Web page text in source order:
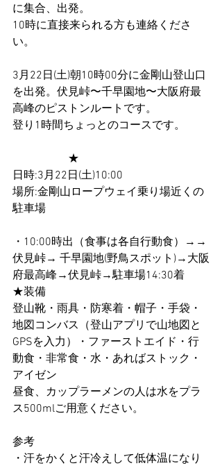
に集合、出発。
10時に直接来られる方も連絡くださ
い。
3月22日(土)朝10時00分に金剛山登山口
を出発。伏見峠〜千早園地〜大阪府最
高峰のピストンルートです。
登り1時間ちょっとのコースです。
★
日時:3月22日(土)10:00
場所:金剛山ロープウェイ乗り場近くの
駐車場
・10:00時出（食事は各自行動食）→→
伏見峠→ 千早園地(野鳥スポット)→大阪
府最高峰→伏見峠→駐車場14:30着
★装備
登山靴・雨具・防寒着・帽子・手袋・
地図コンバス（登山アプリで山地図と
GPSを入力）・ファーストエイド・行
動食・非常食・水・あればストック・
アイゼン
昼食、カップラーメンの人は水をプラ
ス500mlご用意ください。
参考
・汗をかくと汗冷えして低体温になり